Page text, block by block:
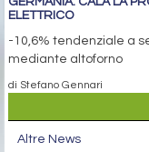
ELETTRICO
-10,6% tendenziale a
mediante altoforno
di Stefano Gennari
Altre News